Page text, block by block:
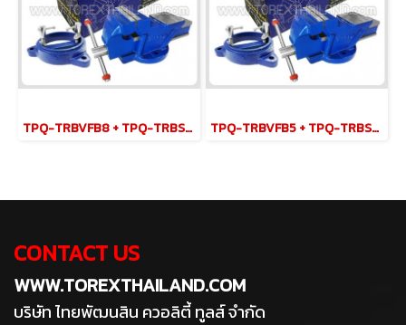
TPQ-TRBVFB8 + TPQ-TRBSWV8 ชุดปากกาจับชิ้นงาน 200 มม. (8") พร้อมฐานหมุน TPQ-TRBVFB5 + TPQ-TRBSWV5 ชุดปากกาจับชิ้นงาน 125 มม. (5") พร้อมฐานหมุน
CONTACT US
WWW.TOREXTHAILAND.COM
บริษัท ไทยพัฒนสิน ควอลิตี้ ทูลส์ จำกัด